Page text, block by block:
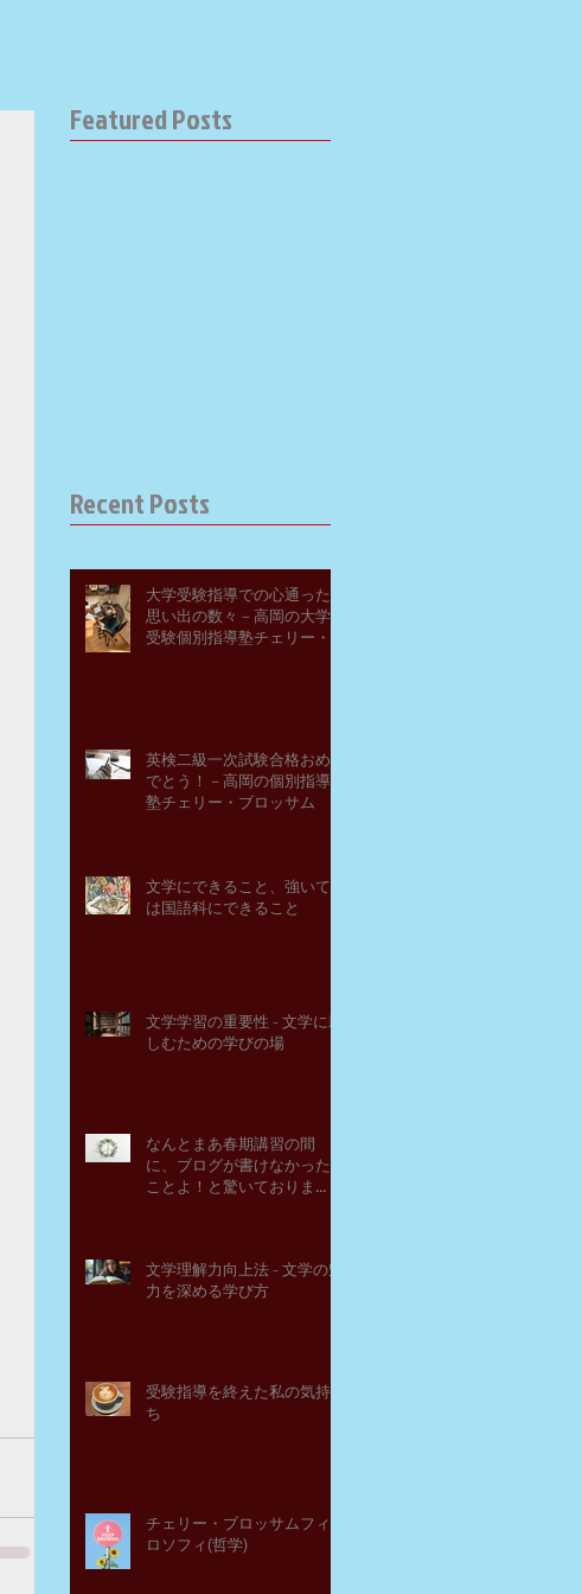
Featured Posts
Recent Posts
大学受験指導での心通った
思い出の数々－高岡の大学
受験個別指導塾チェリー・
英検二級一次試験合格おめ
でとう！－高岡の個別指導
塾チェリー・ブロッサム
文学にできること、強いて
は国語科にできること
文学学習の重要性 - 文学に親
しむための学びの場
なんとまあ春期講習の間
に、ブログが書けなかった
ことよ！と驚いておりま
文学理解力向上法 - 文学の魅
力を深める学び方
受験指導を終えた私の気持
ち
チェリー・ブロッサムフィ
ロソフィ(哲学)